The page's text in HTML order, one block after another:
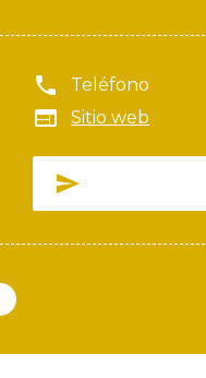
Teléfono
Sitio web